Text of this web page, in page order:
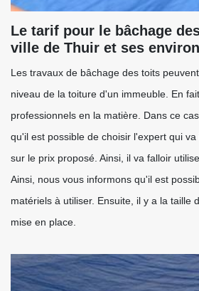
Le tarif pour le bâchage
ville de Thuir et ses
Les travaux de bâchage des toits
niveau de la toiture d'un immeuble. En
professionnels en la matière. Dans ce
qu'il est possible de choisir l'expert qui
sur le prix proposé. Ainsi, il va falloir
Ainsi, nous vous informons qu'il est
matériels à utiliser. Ensuite, il y a la taille
mise en place.